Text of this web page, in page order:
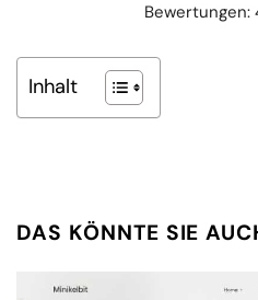
Bewertungen:
Inhalt
DAS KÖNNTE SIE